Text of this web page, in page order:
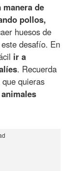
manera de
pollos,
huesos de
desafío. En
ir a
. Recuerda
que quieras